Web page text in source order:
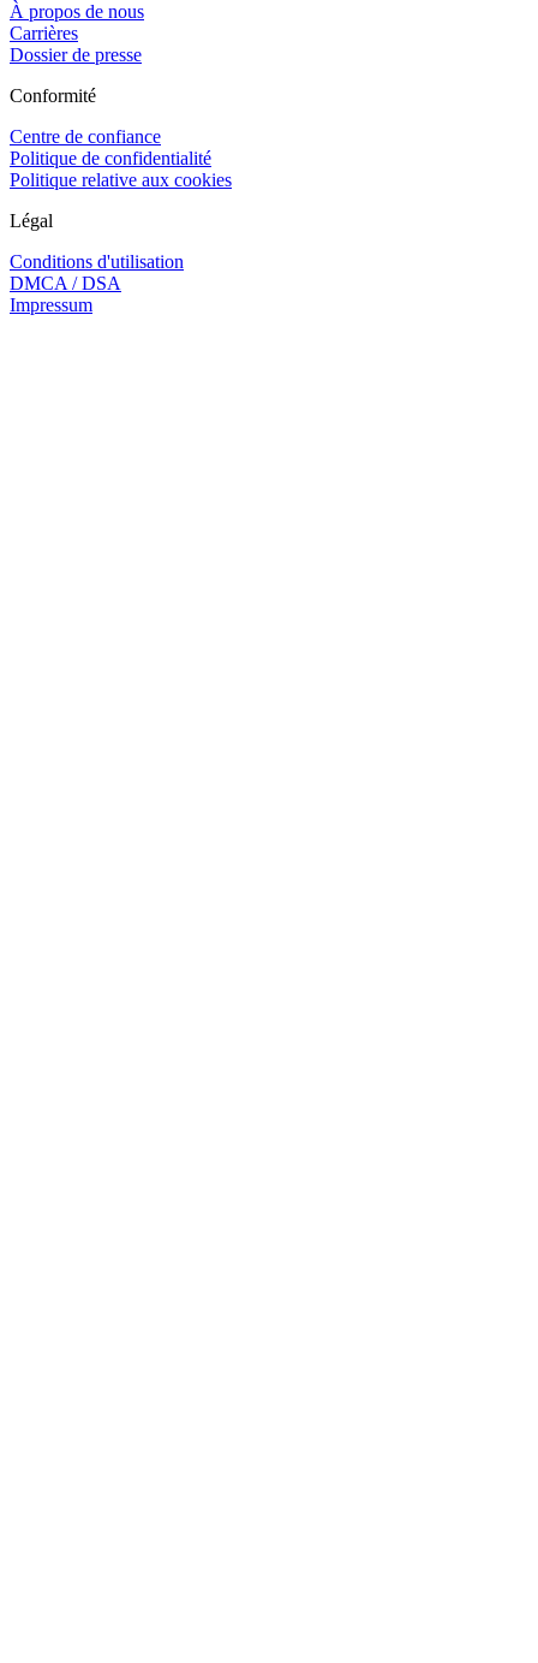
À propos de nous
Carrières
Dossier de presse
Conformité
Centre de confiance
Politique de confidentialité
Politique relative aux cookies
Légal
Conditions d'utilisation
DMCA / DSA
Impressum